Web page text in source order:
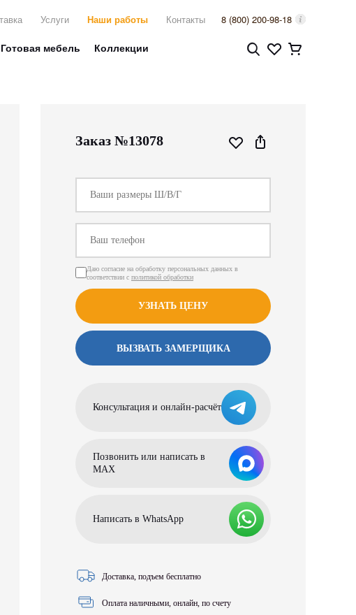
Услуги Наши работы Контакты 8 (800) 200-98-18
Готовая мебель Коллекции
Заказ №13078
Даю согласие на обработку персональных данных в
соответствии с политикой обработки
УЗНАТЬ ЦЕНУ
ВЫЗВАТЬ ЗАМЕРЩИКА
Консультация и онлайн-расчёт
Позвонить или написать в
МАХ
Написать в WhatsApp
Доставка, подъем бесплатно
Оплата наличными, онлайн, по счету